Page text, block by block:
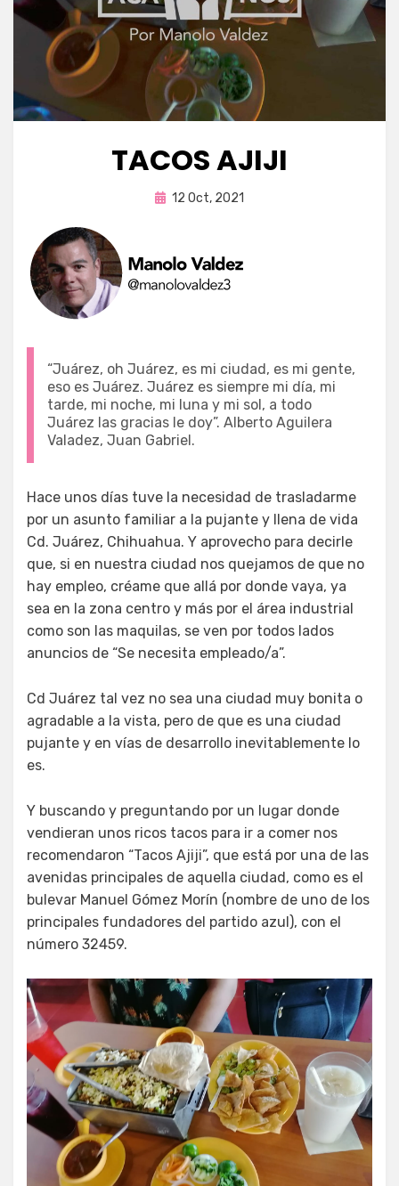
TACOS AJIJI
porEnrique
Publicada
12 Oct, 2021
“Juárez, oh Juárez, es mi ciudad, es mi gente,
eso es Juárez. Juárez es siempre mi día, mi
tarde, mi noche, mi luna y mi sol, a todo
Juárez las gracias le doy”. Alberto Aguilera
Valadez, Juan Gabriel.
Hace unos días tuve la necesidad de trasladarme
por un asunto familiar a la pujante y llena de vida
Cd. Juárez, Chihuahua. Y aprovecho para decirle
que, si en nuestra ciudad nos quejamos de que no
hay empleo, créame que allá por donde vaya, ya
sea en la zona centro y más por el área industrial
como son las maquilas, se ven por todos lados
anuncios de “Se necesita empleado/a”.
Cd Juárez tal vez no sea una ciudad muy bonita o
agradable a la vista, pero de que es una ciudad
pujante y en vías de desarrollo inevitablemente lo
es.
Y buscando y preguntando por un lugar donde
vendieran unos ricos tacos para ir a comer nos
recomendaron “Tacos Ajiji”, que está por una de las
avenidas principales de aquella ciudad, como es el
bulevar Manuel Gómez Morín (nombre de uno de los
principales fundadores del partido azul), con el
número 32459.